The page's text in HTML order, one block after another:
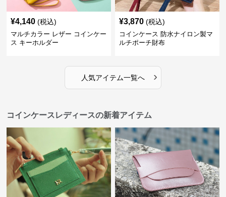
¥4,140 (税込)
マルチカラー レザー コインケー
ス キーホルダー
¥3,870 (税込)
コインケース 防水ナイロン製マ
ルチポーチ財布
人気アイテム一覧へ ›
コインケースレディースの新着アイテム